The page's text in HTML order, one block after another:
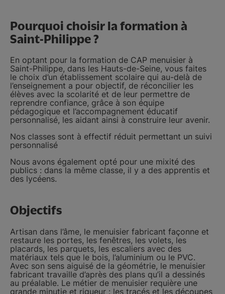
Pourquoi choisir la formation à
Saint-Philippe ?
En optant pour la formation de CAP menuisier à
Saint-Philippe, dans les Hauts-de-Seine, vous faites
le choix d’un établissement scolaire qui au-delà de
l’enseignement a pour objectif, de réconcilier les
élèves avec la scolarité et de leur permettre de
reprendre confiance, grâce à son équipe
pédagogique et l’accompagnement éducatif
personnalisé, les aidant ainsi à construire leur avenir.
Nos classes sont à effectif réduit permettant un suivi
personnalisé
Nous avons également opté pour une mixité des
publics : dans la même classe, il y a des apprentis et
des lycéens.
Objectifs
Artisan dans l’âme, le menuisier fabricant façonne et
restaure les portes, les fenêtres, les volets, les
placards, les parquets, les escaliers avec des
matériaux tels que le bois, l’aluminium ou le PVC.
Avec son sens aiguisé de la géométrie, le menuisier
fabricant travaille d’après des plans qu’il a dessinés
au préalable. Le métier de menuisier requière une
grande minutie et rigueur : les tracés et les découpes